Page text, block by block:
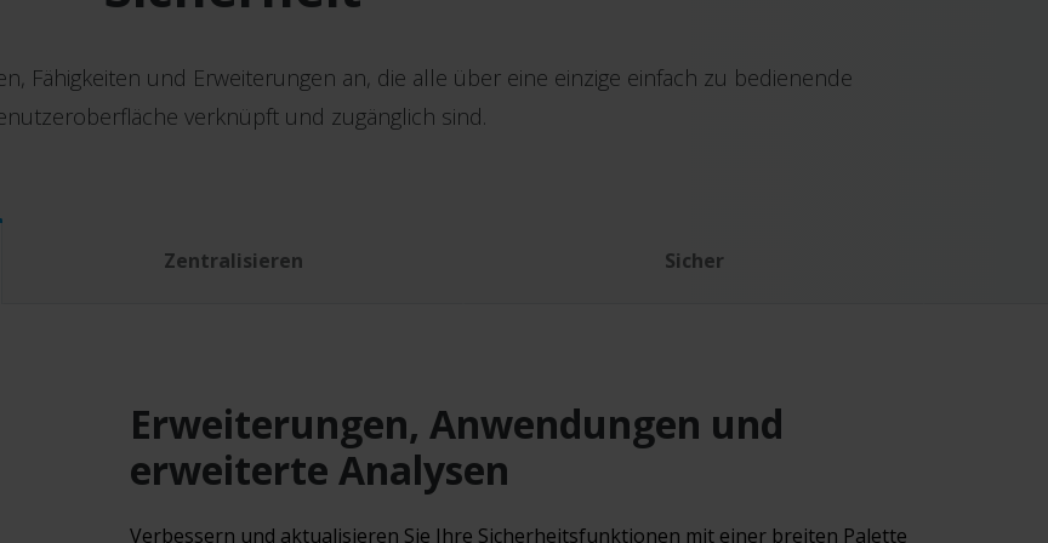
Fähigkeiten und Erweiterungen an, die alle über eine einzige einfach zu bedienende
verknüpft und zugänglich sind.
Zentralisieren Sicher
Erweiterungen, Anwendungen und
erweiterte Analysen
Verbessern und aktualisieren Sie Ihre Sicherheitsfunktionen mit einer breiten Palette